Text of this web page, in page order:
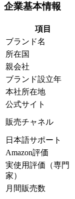
企業基本情報
項目
ブランド名
所在国
親会社
ブランド設立年
本社所在地
公式サイト
販売チャネル
日本語サポート
Amazon評価
実使用評価（専門
家）
月間販売数